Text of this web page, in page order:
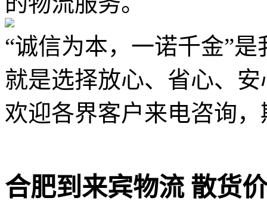
“诚信为本，一诺千金”
就是选择放心、省心、
欢迎各界客户来电咨询
合肥到来宾物流 散货